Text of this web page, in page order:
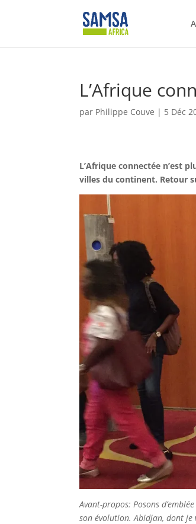
L’Afrique
par Philippe Couve | 5 Déc
L’Afrique connectée n’est
villes du continent. Retour
Avant-propos: Posons
son évolution. Abidjan, dont je